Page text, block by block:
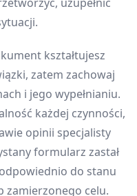
kształtujesz
zatem zachowaj
i jego wypełnianiu.
każdej czynności,
opinii specjalisty
formularz zastał
do stanu
zamierzonego celu.